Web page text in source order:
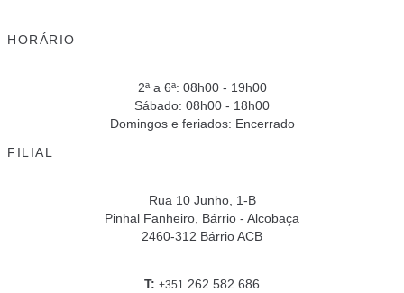
HORÁRIO
2ª a 6ª: 08h00 - 19h00
Sábado: 08h00 - 18h00
Domingos e feriados: Encerrado
FILIAL
Rua 10 Junho, 1-B
Pinhal Fanheiro, Bárrio - Alcobaça
2460-312 Bárrio ACB
T: +351 262 582 686